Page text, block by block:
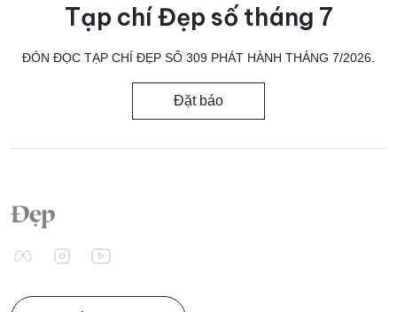
Tạp chí Đẹp số tháng 7
ĐÓN ĐỌC TẠP CHÍ ĐẸP SỐ 309 PHÁT HÀNH THÁNG 7/2026.
Đặt báo